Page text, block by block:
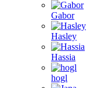
Gabor
Hasley
Hassia
hogl